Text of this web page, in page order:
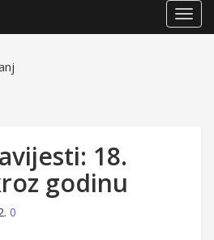
18.
godinu
0